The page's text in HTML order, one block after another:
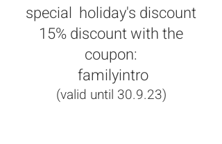
special holiday's discount
15% discount with the
coupon:
familyintro
(valid until 30.9.23)